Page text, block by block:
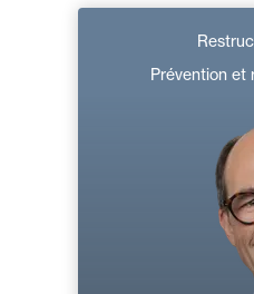
Prévention et
Prévention